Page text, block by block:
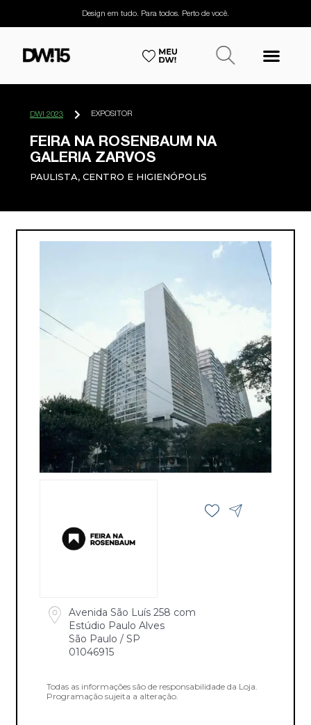
Design em tudo. Para todos. Perto de você.
DW! 2023 EXPOSITOR
FEIRA NA ROSENBAUM NA
GALERIA ZARVOS
PAULISTA, CENTRO E HIGIENÓPOLIS
Avenida São Luís 258 com
Estúdio Paulo Alves
São Paulo / SP
01046915
Todas as informações são de responsabilidade da Loja.
Programação sujeita a alteração.